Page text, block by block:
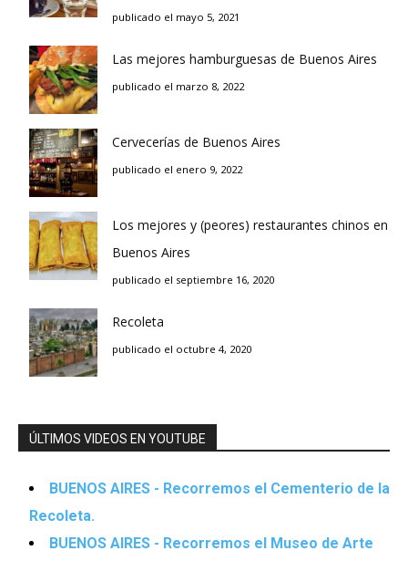
publicado el mayo 5, 2021
Las mejores hamburguesas de Buenos Aires
publicado el marzo 8, 2022
Cervecerías de Buenos Aires
publicado el enero 9, 2022
Los mejores y (peores) restaurantes chinos en
Buenos Aires
publicado el septiembre 16, 2020
Recoleta
publicado el octubre 4, 2020
ÚLTIMOS VIDEOS EN YOUTUBE
BUENOS AIRES - Recorremos el Cementerio de la
Recoleta.
BUENOS AIRES - Recorremos el Museo de Arte